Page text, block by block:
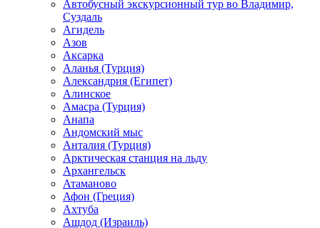
Автобусный экскурсионный тур во Владимир,
Суздаль
Агидель
Азов
Аксарка
Аланья (Турция)
Александрия (Египет)
Алинское
Амасра (Турция)
Анапа
Андомский мыс
Анталия (Турция)
Арктическая станция на льду
Архангельск
Атаманово
Афон (Греция)
Ахтуба
Ашдод (Израиль)